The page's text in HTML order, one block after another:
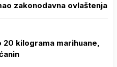
zakonodavna ovlaštenja
20 kilograma marihuane,